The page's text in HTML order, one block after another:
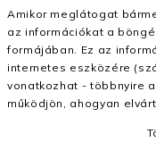
történő
– Szállítás 1700 Ft
– Ingyenes szállítás
(+400 Ft utánvétte)
– A kapott termék
számolunk fel (oda -
Amikor meglátogat
az információkat a
formájában. Ez az
internetes eszközére
vonatkozhat - többnyire
működjön, ahogyan